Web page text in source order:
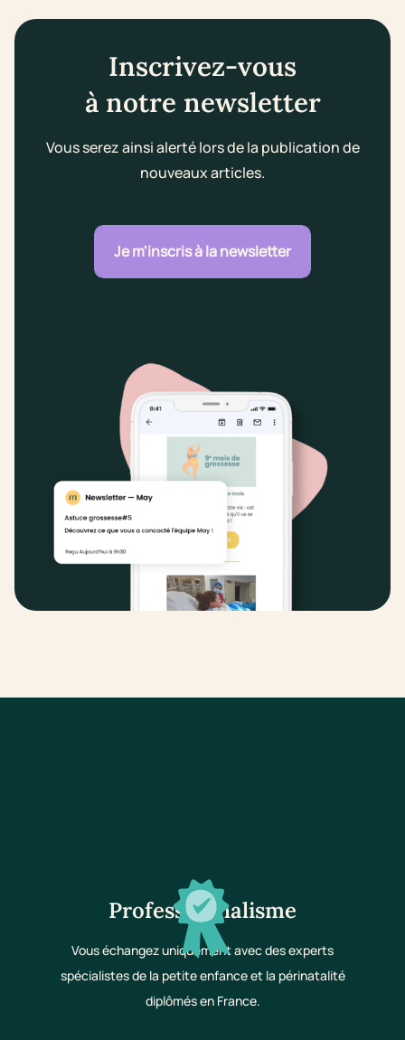
Inscrivez-vous
à notre newsletter
Vous serez ainsi alerté lors de la publication de
nouveaux articles.
Je m'inscris à la newsletter
Professionnalisme
Vous échangez uniquement avec des experts
spécialistes de la petite enfance et la périnatalité
diplômés en France.